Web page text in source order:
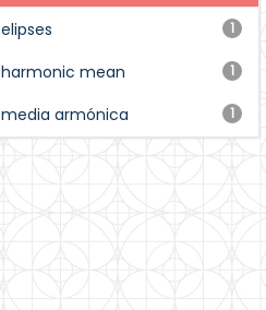
1
elipses
1
harmonic mean
1
media armónica